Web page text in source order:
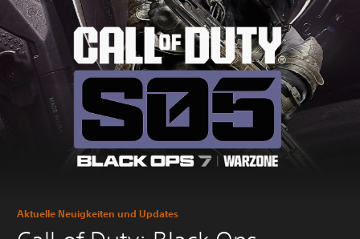
Aktuelle Neuigkeiten und Updates